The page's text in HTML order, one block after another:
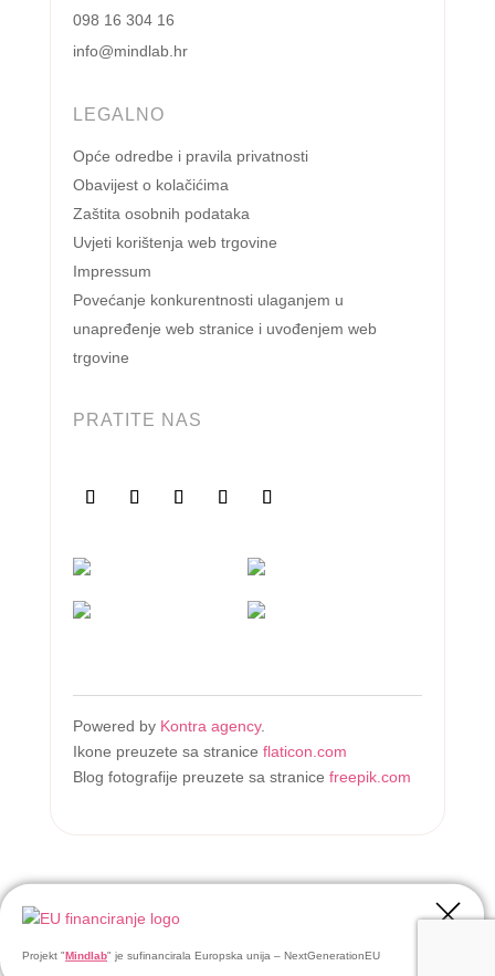
098 16 304 16
info@mindlab.hr
LEGALNO
Opće odredbe i pravila privatnosti
Obavijest o kolačićima
Zaštita osobnih podataka
Uvjeti korištenja web trgovine
Impressum
Povećanje konkurentnosti ulaganjem u
unapređenje web stranice i uvođenjem web
trgovine
PRATITE NAS
Powered byKontra agency.
Ikone preuzete sa stranice flaticon.com
Blog fotografije preuzete sa stranice freepik.com
Projekt "Mindlab" je sufinancirala Europska unija – NextGenerationEU